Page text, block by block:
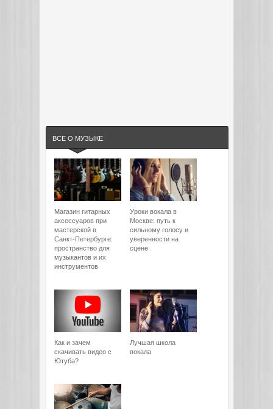
ВСЕ О МУЗЫКЕ
Магазин гитарных
аксессуаров при
мастерской в
Санкт-Петербурге:
пространство для
музыкантов и их
инструментов
Уроки вокала в
Москве: путь к
сильному голосу и
уверенности на
сцене
Как и зачем
скачивать видео с
Ютуба?
Лучшая школа
вокала